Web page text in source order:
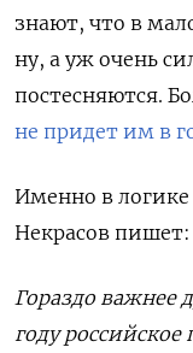
знают, что в
ну, а уж очень
постесняются.
не придет им в
Именно в
Некрасов пишет:
Гораздо важнее
году